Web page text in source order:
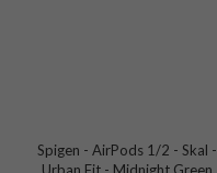
Spigen - AirPods 1/2 - Skal -
Urban Fit - Midnight Green